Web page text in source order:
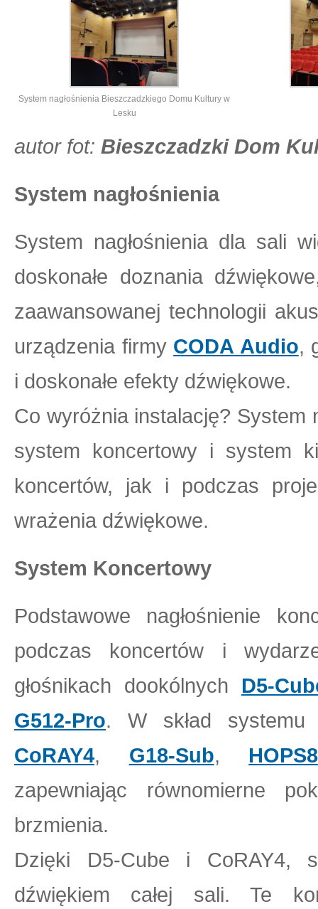
System nagłośnienia Bieszczadzkiego Domu Kultury w
Lesku
autor fot: Bieszczadzki Dom
System nagłośnienia
System nagłośnienia dla sali
doskonałe doznania
zaawansowanej technologii
urządzenia firmy CODA Audio,
i doskonałe efekty dźwiękowe.
Co wyróżnia instalację? System
system koncertowy i system
koncertów, jak i podczas
wrażenia dźwiękowe.
System Koncertowy
Podstawowe nagłośnienie
podczas koncertów i
głośnikach dookólnych D5-
G512-Pro. W skład systemu
CoRAY4, G18-Sub, HOPS8
zapewniając równomierne
brzmienia.
Dzięki D5-Cube i CoRAY4,
dźwiękiem całej sali. Te